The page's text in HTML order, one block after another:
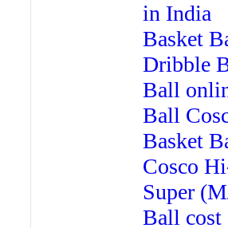
in India
Basket
Dribble
Ball
Ball
Basket
Cosco
Super
Ball cost